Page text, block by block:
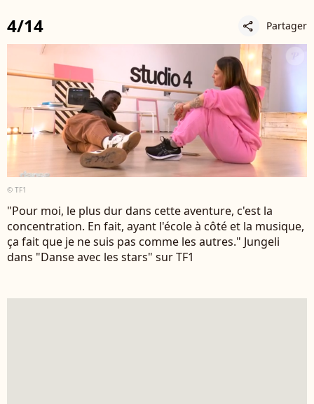
4/14 share Partager
© TF1
"Pour moi, le plus dur dans cette aventure, c'est la
concentration. En fait, ayant l'école à côté et la musique,
ça fait que je ne suis pas comme les autres." Jungeli
dans "Danse avec les stars" sur TF1